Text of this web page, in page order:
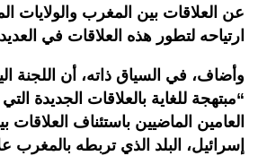
عن العلاقات بين المغرب والولايات
ارتياحه لتطور هذه العلاقات في
وأضاف، في السياق ذاته، أن اللجنة
“مبتهجة للغاية بالعلاقات الجديدة
العامين الماضيين باستئناف
إسرائيل، البلد الذي تربطه بالمغرب